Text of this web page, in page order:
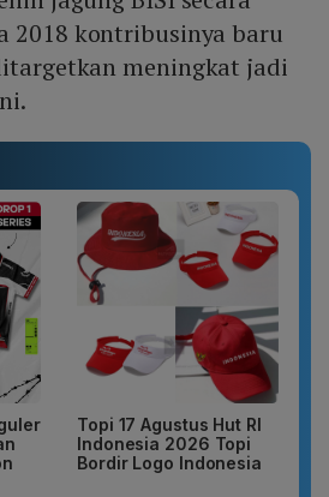
2018 kontribusinya baru
meningkat jadi
Topi 17 Agustus Hut RI
Indonesia 2026 Topi
Bordir Logo Indonesia